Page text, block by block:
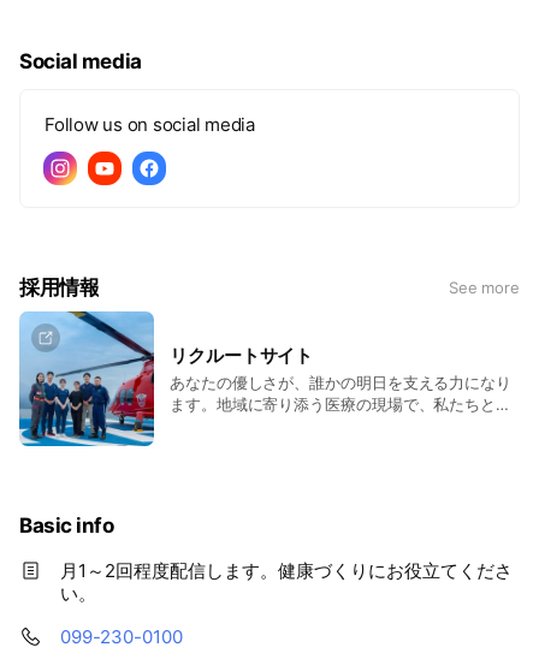
Social media
Follow us on social media
採用情報 See more
リクルートサイト
あなたの優しさが、誰かの明日を支える力になり
ます。地域に寄り添う医療の現場で、私たちとと
Basic info
月1～2回程度配信します。健康づくりにお役立てくださ
い。
099-230-0100